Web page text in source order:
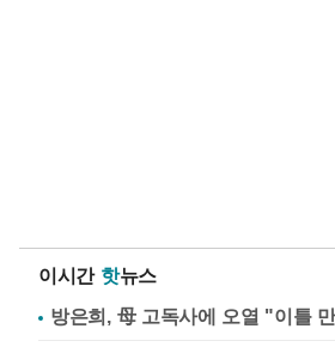
이시간 핫뉴스
방은희, 母 고독사에 오열 "이틀